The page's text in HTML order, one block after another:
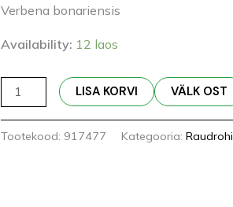
Verbena bonariensis
Availability: 12 laos
LISA KORVI VÄLK OST
Tootekood: 917477 Kategooria:Raudrohi